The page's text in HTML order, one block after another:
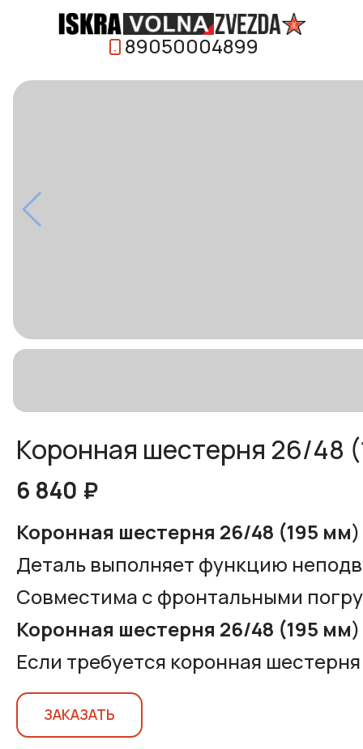
89050004899
Коронная шестерня 26/48
6 840 ₽
Коронная шестерня 26/48 (195 мм
Деталь выполняет функцию
Совместима с фронтальными
Коронная шестерня 26/48 (195 мм)
Если требуется коронная
ЗАКАЗАТЬ